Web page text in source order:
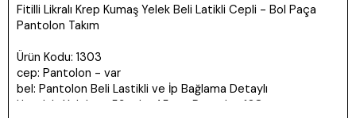
Fitilli Likralı Krep Kumaş Yelek Beli Latikli Cepli - Bol Paça
Pantolon Takım
Ürün Kodu: 1303
cep: Pantolon - var
bel: Pantolon Beli Lastikli ve İp Bağlama Detaylı
Uzunluk: Yelek ön 53 arka 45 cm Pantolon 108cm paça